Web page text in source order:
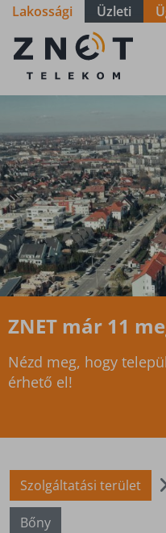
Lakossági Üzleti
Szolgáltatási
terület -
Győr-Moson-
Bőny
ZNET már 11
Nézd meg, hogy
érhető el!
Szolgáltatási terület
Bőny